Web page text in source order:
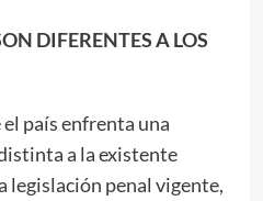
DIFERENTES A LOS
país enfrenta una
a la existente
legislación penal vigente,